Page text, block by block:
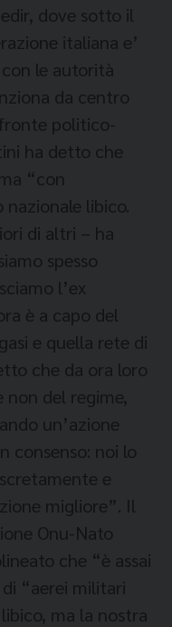
dove sotto il
italiana e’
le autorità
da centro
politico-
ha detto che
“con
nazionale libico.
di altri – ha
spesso
l’ex
è a capo del
e quella rete di
che da ora loro
non del regime,
un’azione
consenso: noi lo
e
migliore”. Il
Onu-Nato
che “è assai
“aerei militari
ma la nostra